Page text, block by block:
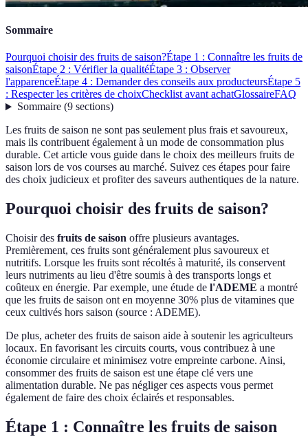
Sommaire
Pourquoi choisir des fruits de saison?Étape 1 : Connaître les fruits de
saisonÉtape 2 : Vérifier la qualitéÉtape 3 : Observer
l'apparenceÉtape 4 : Demander des conseils aux producteursÉtape 5
: Respecter les critères de choixChecklist avant achatGlossaireFAQ
Sommaire(9 sections)
Les fruits de saison ne sont pas seulement plus frais et savoureux,
mais ils contribuent également à un mode de consommation plus
durable. Cet article vous guide dans le choix des meilleurs fruits de
saison lors de vos courses au marché. Suivez ces étapes pour faire
des choix judicieux et profiter des saveurs authentiques de la nature.
Pourquoi choisir des fruits de saison?
Choisir des fruits de saison offre plusieurs avantages.
Premièrement, ces fruits sont généralement plus savoureux et
nutritifs. Lorsque les fruits sont récoltés à maturité, ils conservent
leurs nutriments au lieu d'être soumis à des transports longs et
coûteux en énergie. Par exemple, une étude de l'ADEME a montré
que les fruits de saison ont en moyenne 30% plus de vitamines que
ceux cultivés hors saison (source : ADEME).
De plus, acheter des fruits de saison aide à soutenir les agriculteurs
locaux. En favorisant les circuits courts, vous contribuez à une
économie circulaire et minimisez votre empreinte carbone. Ainsi,
consommer des fruits de saison est une étape clé vers une
alimentation durable. Ne pas négliger ces aspects vous permet
également de faire des choix éclairés et responsables.
Étape 1 : Connaître les fruits de saison